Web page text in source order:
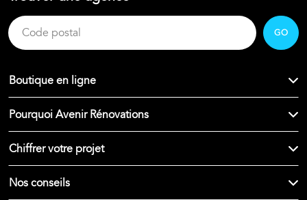
GO
Boutique en ligne
Pourquoi Avenir Rénovations
Chiffrer votre projet
Nos conseils